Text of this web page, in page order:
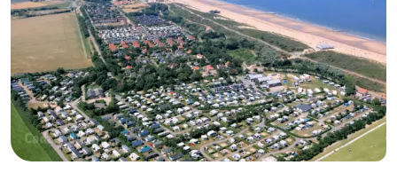
Voir
et
faire
Lieux
d'intérêt
-